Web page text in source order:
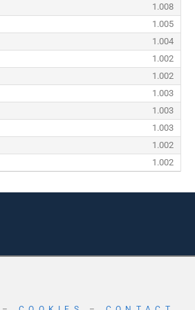
1.008
1.005
1.004
1.002
1.002
1.003
1.003
1.003
1.002
1.002